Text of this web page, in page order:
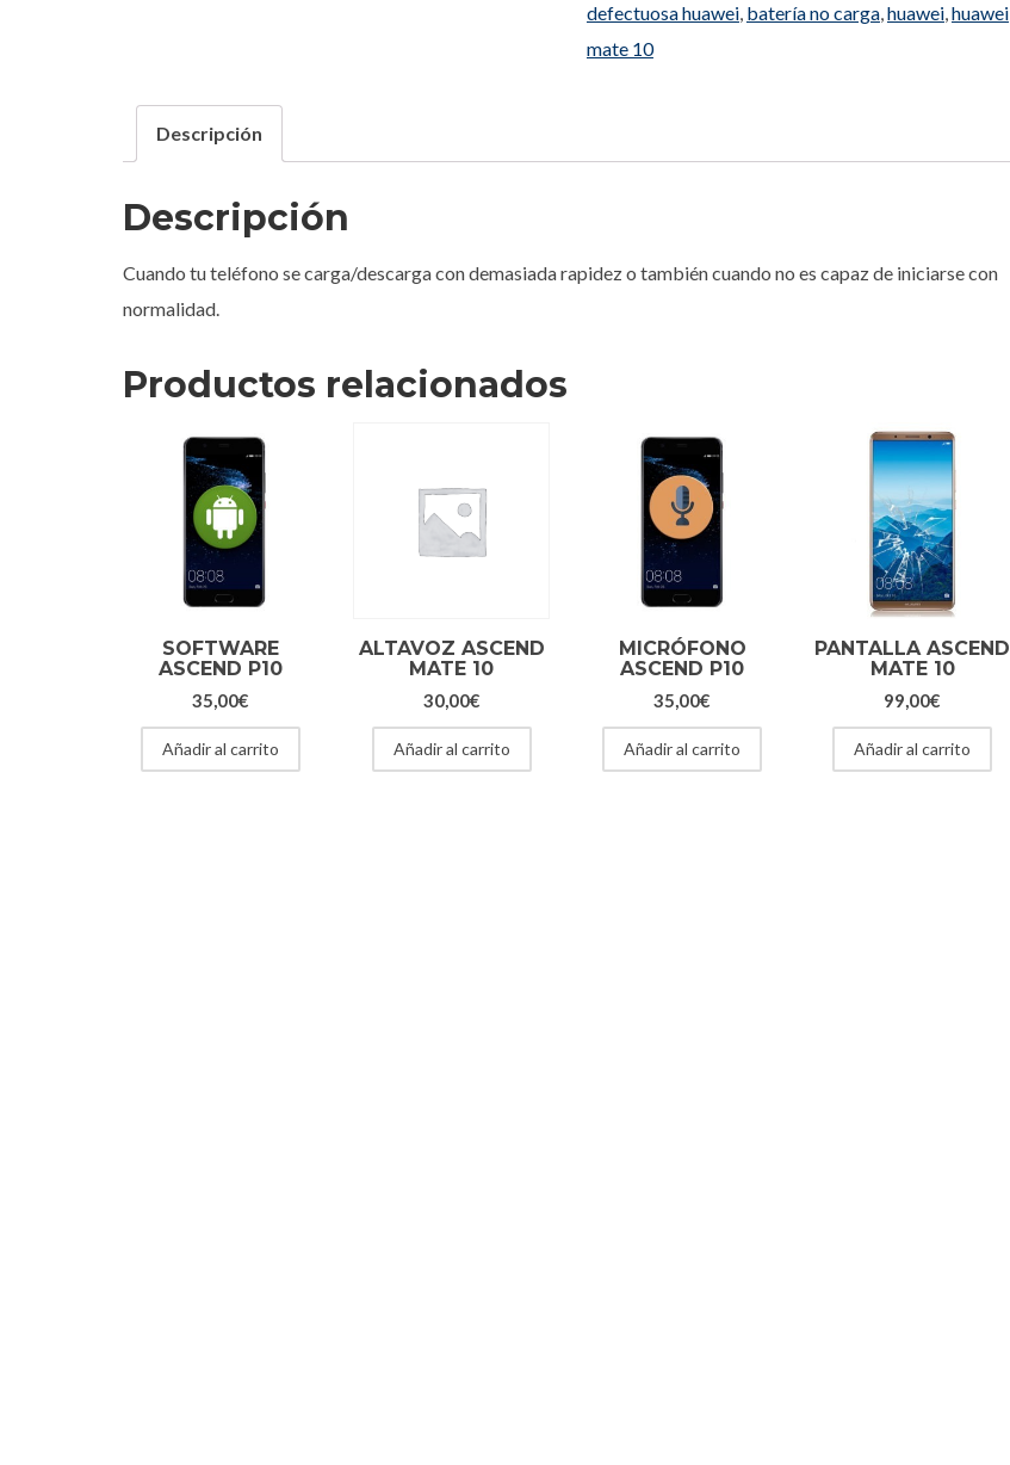
defectuosa huawei, batería no carga,huawei,huawei
mate 10
Descripción
Descripción
Cuando tu teléfono se carga/descarga con demasiada rapidez o también cuando no es capaz de iniciarse con
normalidad.
Productos relacionados
SOFTWARE
ASCEND P10
35,00€
Añadir al carrito
ALTAVOZ ASCEND
MATE 10
30,00€
Añadir al carrito
MICRÓFONO
ASCEND P10
35,00€
Añadir al carrito
PANTALLA ASCEND
MATE 10
99,00€
Añadir al carrito